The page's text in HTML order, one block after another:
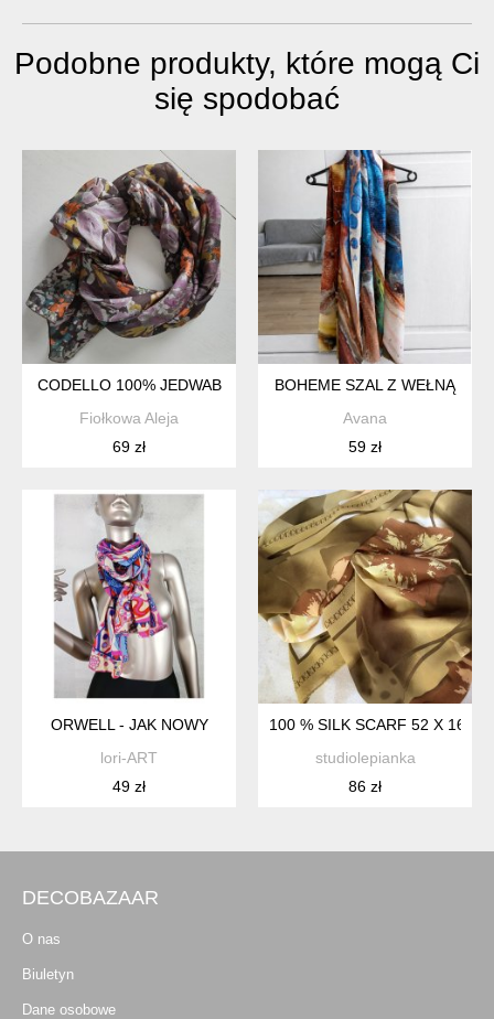
Podobne produkty, które mogą Ci
się spodobać
CODELLO 100% JEDWAB
Fiołkowa Aleja
69 zł
BOHEME SZAL Z WEŁNĄ
Avana
59 zł
ORWELL - JAK NOWY
lori-ART
49 zł
100 % SILK SCARF 52 X 162
studiolepianka
86 zł
DECOBAZAAR
O nas
Biuletyn
Dane osobowe